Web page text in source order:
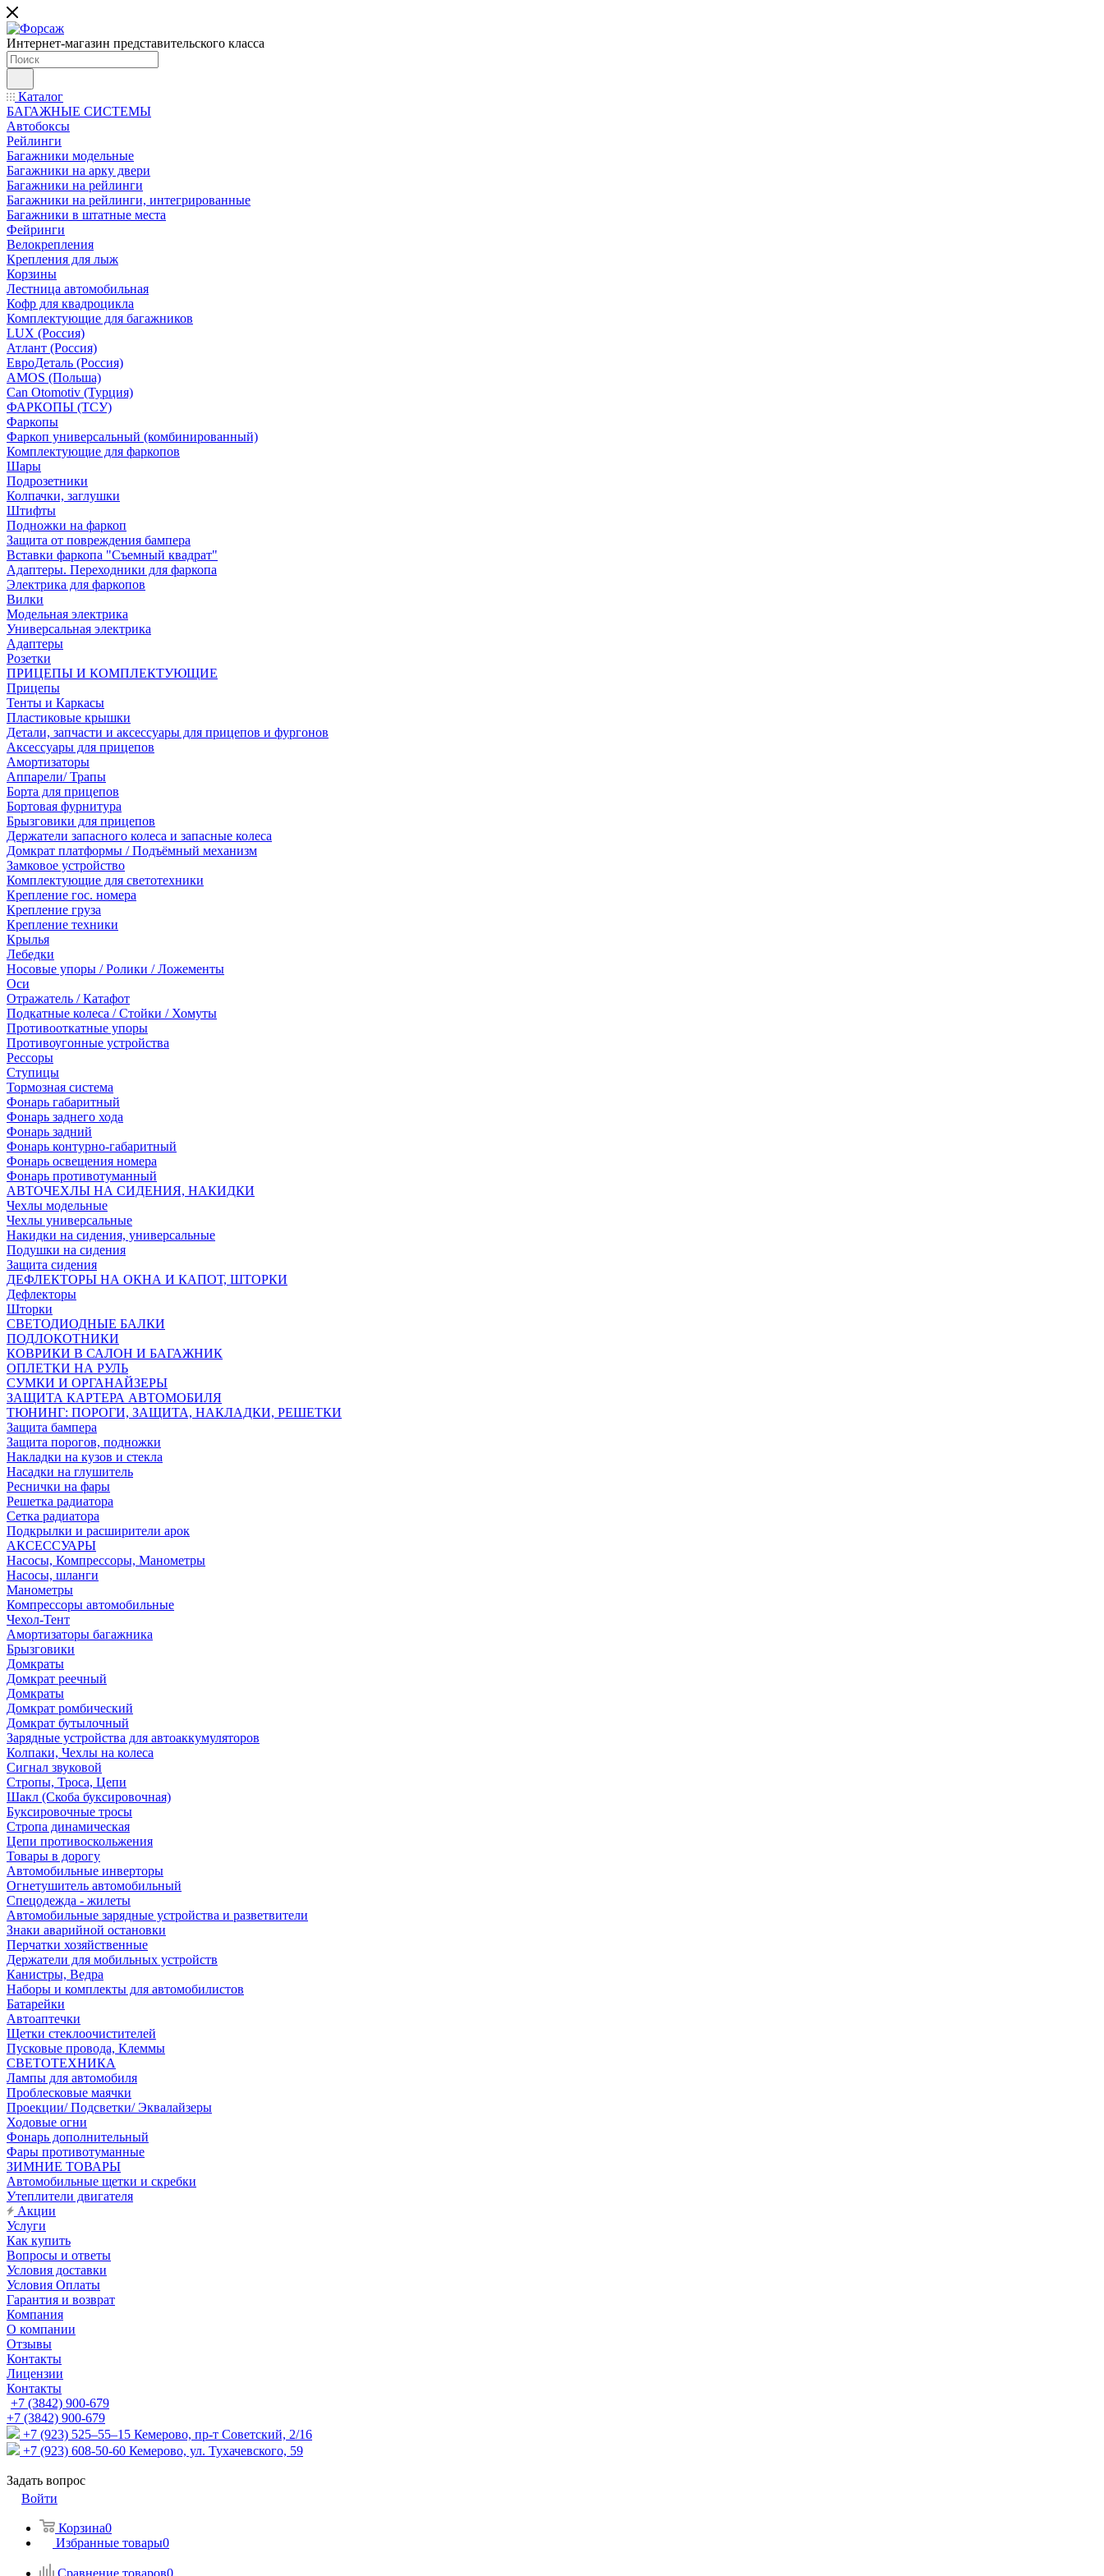
Интернет-магазин представительского класса
Каталог
БАГАЖНЫЕ СИСТЕМЫ
Автобоксы
Рейлинги
Багажники модельные
Багажники на арку двери
Багажники на рейлинги
Багажники на рейлинги, интегрированные
Багажники в штатные места
Фейринги
Велокрепления
Крепления для лыж
Корзины
Лестница автомобильная
Кофр для квадроцикла
Комплектующие для багажников
LUX (Россия)
Атлант (Россия)
ЕвроДеталь (Россия)
AMOS (Польша)
Can Otomotiv (Турция)
ФАРКОПЫ (ТСУ)
Фаркопы
Фаркоп универсальный (комбинированный)
Комплектующие для фаркопов
Шары
Подрозетники
Колпачки, заглушки
Штифты
Подножки на фаркоп
Защита от повреждения бампера
Вставки фаркопа "Съемный квадрат"
Адаптеры. Переходники для фаркопа
Электрика для фаркопов
Вилки
Модельная электрика
Универсальная электрика
Адаптеры
Розетки
ПРИЦЕПЫ И КОМПЛЕКТУЮЩИЕ
Прицепы
Тенты и Каркасы
Пластиковые крышки
Детали, запчасти и аксессуары для прицепов и фургонов
Аксессуары для прицепов
Амортизаторы
Аппарели/ Трапы
Борта для прицепов
Бортовая фурнитура
Брызговики для прицепов
Держатели запасного колеса и запасные колеса
Домкрат платформы / Подъёмный механизм
Замковое устройство
Комплектующие для светотехники
Крепление гос. номера
Крепление груза
Крепление техники
Крылья
Лебедки
Носовые упоры / Ролики / Ложементы
Оси
Отражатель / Катафот
Подкатные колеса / Стойки / Хомуты
Противооткатные упоры
Противоугонные устройства
Рессоры
Ступицы
Тормозная система
Фонарь габаритный
Фонарь заднего хода
Фонарь задний
Фонарь контурно-габаритный
Фонарь освещения номера
Фонарь противотуманный
АВТОЧЕХЛЫ НА СИДЕНИЯ, НАКИДКИ
Чехлы модельные
Чехлы универсальные
Накидки на сидения, универсальные
Подушки на сидения
Защита сидения
ДЕФЛЕКТОРЫ НА ОКНА И КАПОТ, ШТОРКИ
Дефлекторы
Шторки
СВЕТОДИОДНЫЕ БАЛКИ
ПОДЛОКОТНИКИ
КОВРИКИ В САЛОН И БАГАЖНИК
ОПЛЕТКИ НА РУЛЬ
СУМКИ И ОРГАНАЙЗЕРЫ
ЗАЩИТА КАРТЕРА АВТОМОБИЛЯ
ТЮНИНГ: ПОРОГИ, ЗАЩИТА, НАКЛАДКИ, РЕШЕТКИ
Защита бампера
Защита порогов, подножки
Накладки на кузов и стекла
Насадки на глушитель
Реснички на фары
Решетка радиатора
Сетка радиатора
Подкрылки и расширители арок
АКСЕССУАРЫ
Насосы, Компрессоры, Манометры
Насосы, шланги
Манометры
Компрессоры автомобильные
Чехол-Тент
Амортизаторы багажника
Брызговики
Домкраты
Домкрат реечный
Домкраты
Домкрат ромбический
Домкрат бутылочный
Зарядные устройства для автоаккумуляторов
Колпаки, Чехлы на колеса
Сигнал звуковой
Стропы, Троса, Цепи
Шакл (Скоба буксировочная)
Буксировочные тросы
Стропа динамическая
Цепи противоскольжения
Товары в дорогу
Автомобильные инверторы
Огнетушитель автомобильный
Спецодежда - жилеты
Автомобильные зарядные устройства и разветвители
Знаки аварийной остановки
Перчатки хозяйственные
Держатели для мобильных устройств
Канистры, Ведра
Наборы и комплекты для автомобилистов
Батарейки
Автоаптечки
Щетки стеклоочистителей
Пусковые провода, Клеммы
СВЕТОТЕХНИКА
Лампы для автомобиля
Проблесковые маячки
Проекции/ Подсветки/ Эквалайзеры
Ходовые огни
Фонарь дополнительный
Фары противотуманные
ЗИМНИЕ ТОВАРЫ
Автомобильные щетки и скребки
Утеплители двигателя
Акции
Услуги
Как купить
Вопросы и ответы
Условия доставки
Условия Оплаты
Гарантия и возврат
Компания
О компании
Отзывы
Контакты
Лицензии
Контакты
+7 (3842) 900-679
+7 (3842) 900-679
+7 (923) 525–55–15 Кемерово, пр-т Советский, 2/16
+7 (923) 608-50-60 Кемерово, ул. Тухачевского, 59
Задать вопрос
Войти
Корзина0
Избранные товары0
Сравнение товаров0